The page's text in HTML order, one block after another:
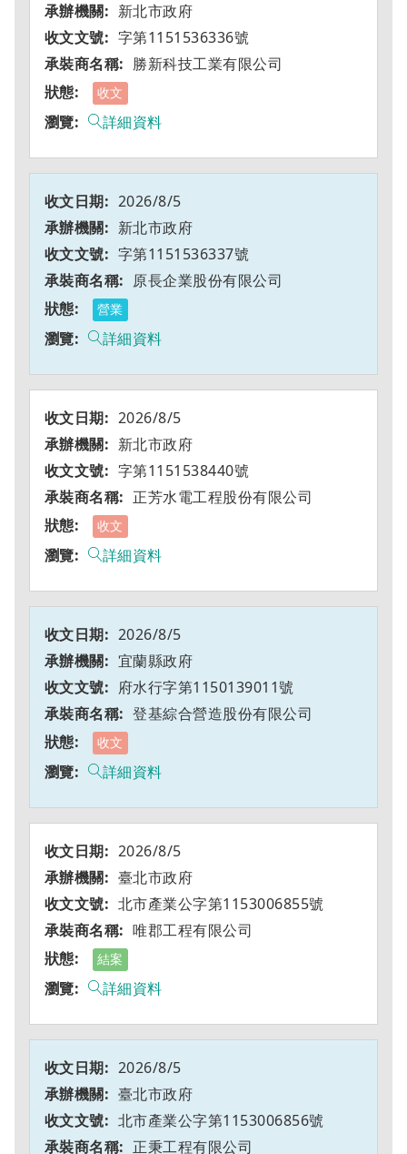
新北市政府
字第1151536336號
勝新科技工業有限公司
收文
詳細資料
2026/8/5
新北市政府
字第1151536337號
原長企業股份有限公司
營業
詳細資料
2026/8/5
新北市政府
字第1151538440號
正芳水電工程股份有限公司
收文
詳細資料
2026/8/5
宜蘭縣政府
府水行字第1150139011號
登基綜合營造股份有限公司
收文
詳細資料
2026/8/5
臺北市政府
北市產業公字第1153006855號
唯郡工程有限公司
結案
詳細資料
2026/8/5
臺北市政府
北市產業公字第1153006856號
正秉工程有限公司